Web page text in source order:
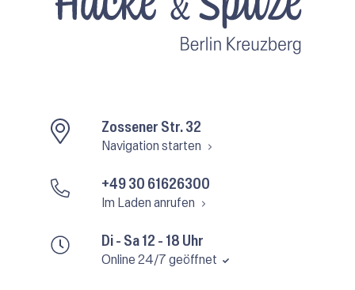
Di - Sa 12 - 18 Uhr
Online 24/7 geöffnet
Zossener Str. 32
Navigation starten
+49 30 61626300
Im Laden anrufen